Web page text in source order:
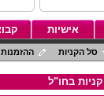
אישיות
סל הקניות
קניות בחו"ל